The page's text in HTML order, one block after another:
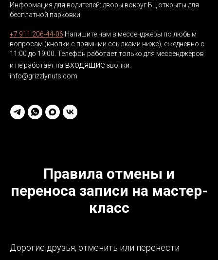
Информация для водителей: дворы вокруг БЦ открыты для
бесплатной парковки.
+7 911 206-44-06 Напишите нам в мессенджеры по любым
вопросам (кнопки с прямыми ссылками ниже), ежедневно с
11:00 до 19:00. Телефон работает только для мессенджеров
и не работает на входящие звонки.
info@grizzlynuts.com
Правила отмены и
переноса записи на мастер-
класс
Дорогие друзья, отменить или перенести